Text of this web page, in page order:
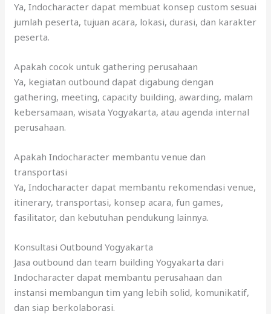
Ya, Indocharacter dapat membuat konsep custom sesuai
jumlah peserta, tujuan acara, lokasi, durasi, dan karakter
peserta.
Apakah cocok untuk gathering perusahaan
Ya, kegiatan outbound dapat digabung dengan
gathering, meeting, capacity building, awarding, malam
kebersamaan, wisata Yogyakarta, atau agenda internal
perusahaan.
Apakah Indocharacter membantu venue dan
transportasi
Ya, Indocharacter dapat membantu rekomendasi venue,
itinerary, transportasi, konsep acara, fun games,
fasilitator, dan kebutuhan pendukung lainnya.
Konsultasi Outbound Yogyakarta
Jasa outbound dan team building Yogyakarta dari
Indocharacter dapat membantu perusahaan dan
instansi membangun tim yang lebih solid, komunikatif,
dan siap berkolaborasi.